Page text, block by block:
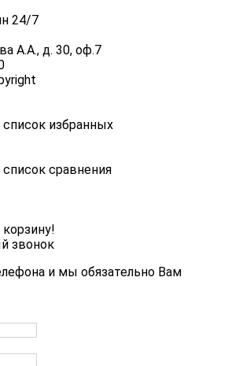
24/7
А.А., д. 30, оф.7
избранных
сравнения
звонок
и мы обязательно Вам